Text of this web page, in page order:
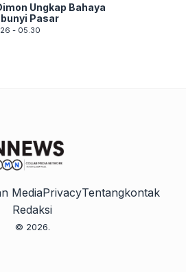
Ungkap Bahaya
Pasar
- 05.30
MediaPrivacyTentangkontak
Redaksi
© 2026.